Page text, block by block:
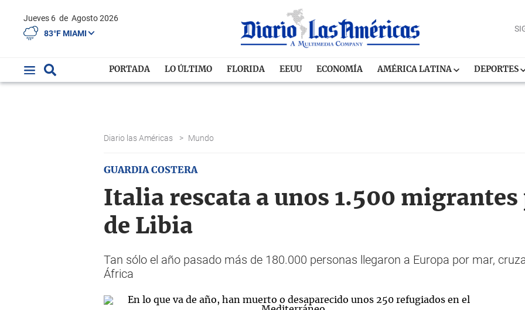
Jueves 6 de Agosto 2026
83°F MIAMI
PORTADA LO ÚLTIMO FLORIDA EEUU ECONOMÍA AMÉRICA LATINA DEPORTES
Diario las Américas > Mundo
GUARDIA COSTERA
Italia rescata a unos 1.500 migrantes
de Libia
Tan sólo el año pasado más de 180.000 personas llegaron a Europa por mar,
África